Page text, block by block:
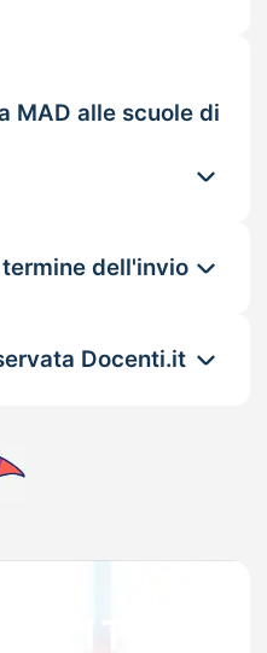
MAD alle scuole di
dell'invio
Docenti.it